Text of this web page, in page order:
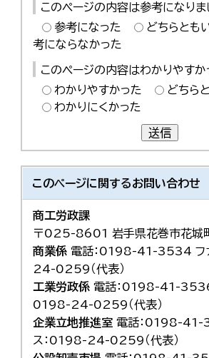
このページの内容は参考になりま
参考になった
どちらとも
考にならなかった
このページの内容はわかりやすか
わかりやすかった
どちら
わかりにくかった
送信
このページに関するお問い合わせ
商工労政課
〒025-8601 岩手県花巻市花城
商業係 電話：0198-41-3534 フ
24-0259（代表）
工業労政係 電話：0198-41-3536
0198-24-0259（代表）
企業立地推進室 電話：0198-41-
ス：0198-24-0259（代表）